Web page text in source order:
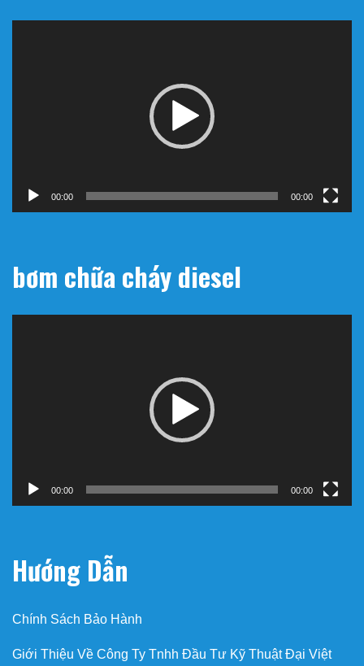
00:00 00:00
bơm chữa cháy diesel
00:00 00:00
Hướng Dẫn
Chính Sách Bảo Hành
Giới Thiệu Về Công Ty Tnhh Đầu Tư Kỹ Thuật Đại Việt